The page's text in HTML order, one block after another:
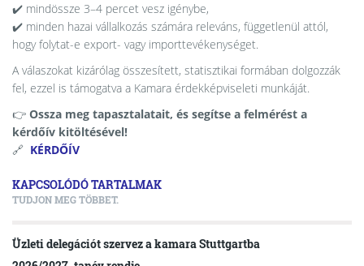
✔️ mindössze 3–4 percet vesz igénybe,
✔️ minden hazai vállalkozás számára releváns, függetlenül attól,
hogy folytat-e export- vagy importtevékenységet.
A válaszokat kizárólag összesített, statisztikai formában dolgozzák
fel, ezzel is támogatva a Kamara érdekképviseleti munkáját.
👉 Ossza meg tapasztalatait, és segítse a felmérést a
kérdőív kitöltésével!
🔗 KÉRDŐÍV
KAPCSOLÓDÓ TARTALMAK
TUDJON MEG TÖBBET.
Üzleti delegációt szervez a kamara Stuttgartba